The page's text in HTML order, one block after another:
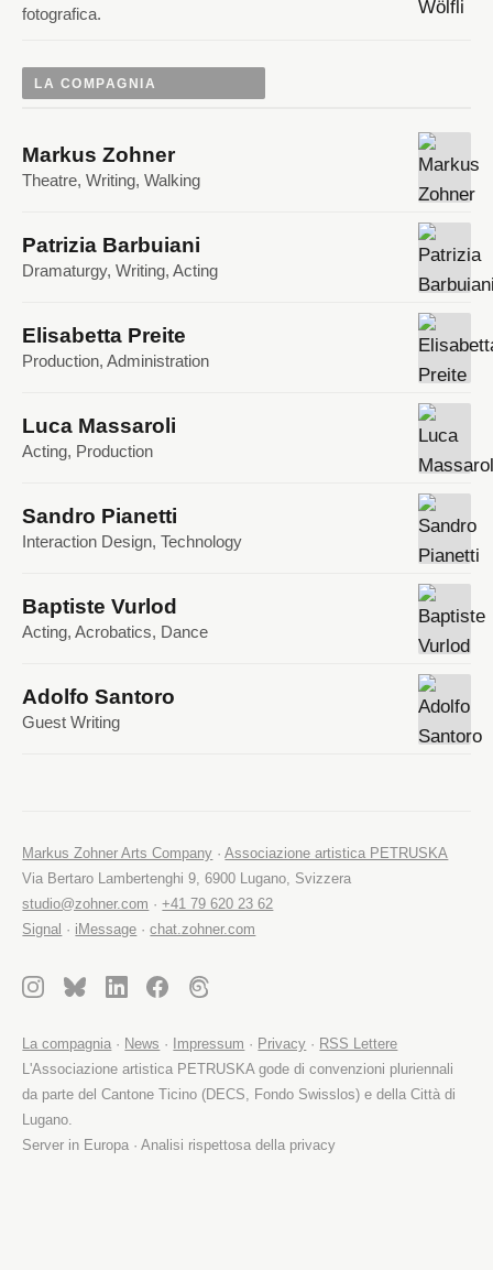
fotografica.
LA COMPAGNIA
Markus Zohner
Theatre, Writing, Walking
Patrizia Barbuiani
Dramaturgy, Writing, Acting
Elisabetta Preite
Production, Administration
Luca Massaroli
Acting, Production
Sandro Pianetti
Interaction Design, Technology
Baptiste Vurlod
Acting, Acrobatics, Dance
Adolfo Santoro
Guest Writing
Markus Zohner Arts Company ·Associazione artistica PETRUSKA
Via Bertaro Lambertenghi 9, 6900 Lugano, Svizzera
studio@zohner.com ·+41 79 620 23 62
Signal · iMessage ·chat.zohner.com
La compagnia · News · Impressum · Privacy · RSS Lettere
L'Associazione artistica PETRUSKA gode di convenzioni pluriennali
da parte del Cantone Ticino (DECS, Fondo Swisslos) e della Città di
Lugano.
Server in Europa · Analisi rispettosa della privacy